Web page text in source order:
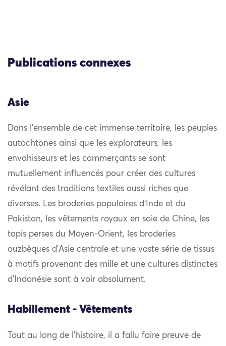
Publications connexes
Asie
Dans l’ensemble de cet immense territoire, les peuples
autochtones ainsi que les explorateurs, les
envahisseurs et les commerçants se sont
mutuellement influencés pour créer des cultures
révélant des traditions textiles aussi riches que
diverses. Les broderies populaires d’Inde et du
Pakistan, les vêtements royaux en soie de Chine, les
tapis perses du Moyen-Orient, les broderies
ouzbèques d’Asie centrale et une vaste série de tissus
à motifs provenant des mille et une cultures distinctes
d’Indonésie sont à voir absolument.
Habillement - Vêtements
Tout au long de l’histoire, il a fallu faire preuve de